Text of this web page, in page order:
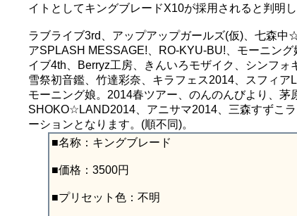
イトとしてキングブレードX10が採用されると判明し
ラブライブ3rd、アップアップガールズ(仮)、七森
アSPLASH MESSAGE!、RO-KYU-BU!、モーニン
イブ4th、Berryz工房、きんいろモザイク、シンフ
雪祭初音鑑、竹達彩奈、キラフェス2014、スフィア
モーニング娘。2014春ツアー、のんのんびより、
SHOKO☆LAND2014、アニサマ2014、三森すずこ
ーションとなります。(順不同)。
■名称：キングブレード
■価格：3500円
■プリセット色：不明